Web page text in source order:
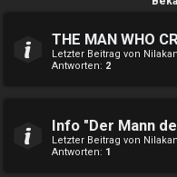
THE MAN WHO
Letzter Beitrag von
Antworten: 2
Info "Der Mann
Letzter Beitrag von
Antworten: 1